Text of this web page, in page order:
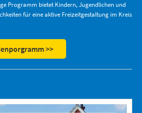
Programm bietet Kindern, Jugendlichen und
für eine aktive Freizeitgestaltung im Kreis
>>